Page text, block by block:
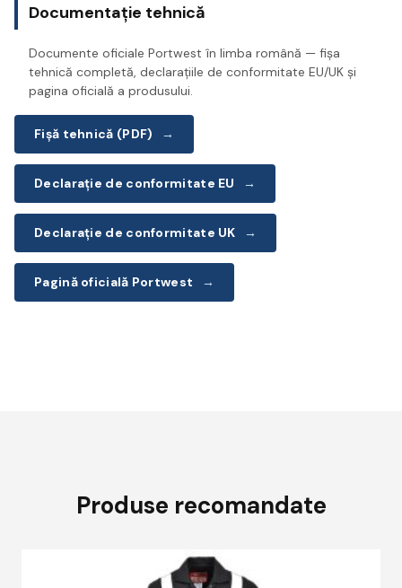
Documentație tehnică
Documente oficiale Portwest în limba română — fișa
tehnică completă, declarațiile de conformitate EU/UK și
pagina oficială a produsului.
Fișă tehnică (PDF) →
Declarație de conformitate EU →
Declarație de conformitate UK →
Pagină oficială Portwest →
Produse recomandate